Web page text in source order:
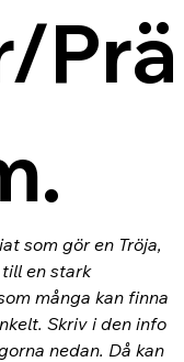
Prä
som gör en Tröja,
en stark
många kan finna
Skriv i den info
nedan. Då kan